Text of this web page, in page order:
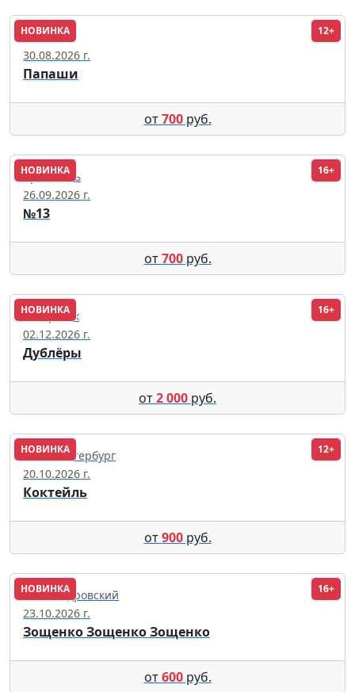
НОВИНКА 12+
Омск
30.08.2026 г.
Папаши
от700руб.
НОВИНКА 16+
Ярославль
26.09.2026 г.
№13
от700руб.
НОВИНКА 16+
Хабаровск
02.12.2026 г.
Дублёры
от2 000 руб.
НОВИНКА 12+
Санкт-Петербург
20.10.2026 г.
Коктейль
от900руб.
НОВИНКА 16+
Александровский
23.10.2026 г.
Зощенко Зощенко Зощенко
от600руб.